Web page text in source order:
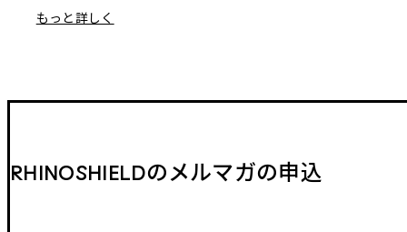
もっと詳しく
RHINOSHIELDのメルマガの申込